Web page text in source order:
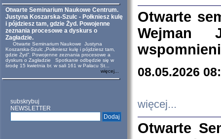
Otwarte Seminarium Naukowe Centrum.
Justyna Koszarska-Szulc - Połkniesz kulę
i pójdziesz tam, gdzie Żyd. Powojenne
zeznania procesowe a dyskurs o
Zagładzie.
Otwarte Seminarium Naukowe Justyna
Koszarska-Szulc „Połkniesz kulę i pójdziesz tam,
gdzie Żyd”. Powojenne zeznania procesowe a
dyskurs o Zagładzie Spotkanie odbędzie się w
środę 15 kwietnia br. w sali 161 w Pałacu St...
więcej...
subskrybuj
NEWSLETTER
Otwarte
Wejman
08.05.2026
więcej...
Otwarte